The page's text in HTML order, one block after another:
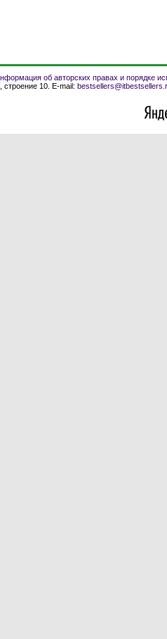
об авторских правах и порядке
строение 10. E-mail: